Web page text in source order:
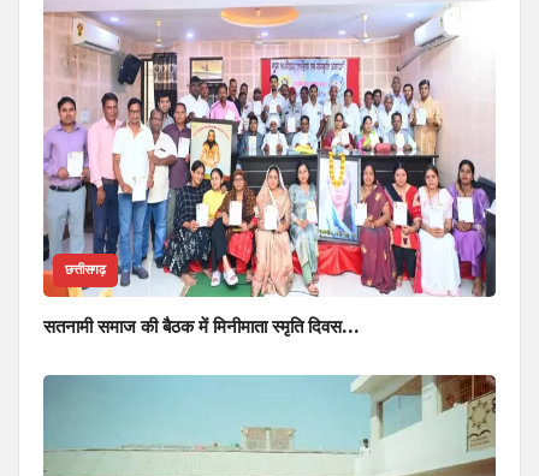
छत्तीसगढ़
सतनामी समाज की बैठक में मिनीमाता स्मृति दिवस…